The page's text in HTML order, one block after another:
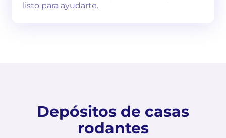
listo para ayudarte.
Depósitos de casas
rodantes